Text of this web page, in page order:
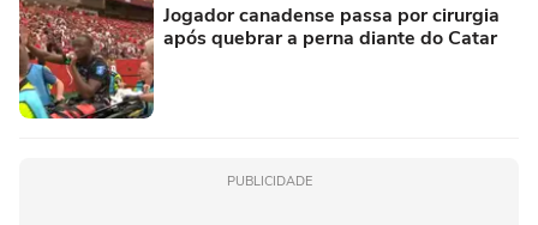
Jogador canadense passa por cirurgia
após quebrar a perna diante do Catar
PUBLICIDADE